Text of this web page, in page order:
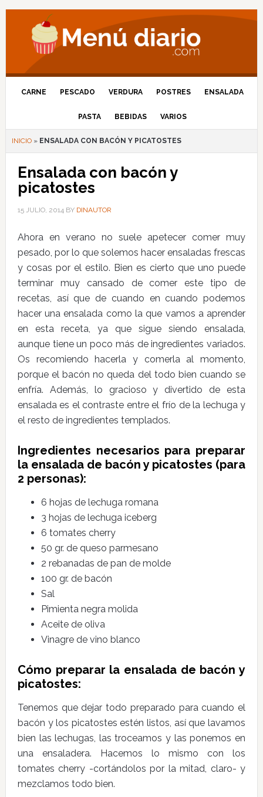
CARNE PESCADO VERDURA POSTRES ENSALADA
PASTA BEBIDAS VARIOS
INICIO» ENSALADA CON BACÓN Y PICATOSTES
Ensalada con bacón y
picatostes
15 JULIO, 2014BY DINAUTOR
Ahora en verano no suele apetecer comer muy
pesado, por lo que solemos hacer ensaladas frescas
y cosas por el estilo. Bien es cierto que uno puede
terminar muy cansado de comer este tipo de
recetas, así que de cuando en cuando podemos
hacer una ensalada como la que vamos a aprender
en esta receta, ya que sigue siendo ensalada,
aunque tiene un poco más de ingredientes variados.
Os recomiendo hacerla y comerla al momento,
porque el bacón no queda del todo bien cuando se
enfría. Además, lo gracioso y divertido de esta
ensalada es el contraste entre el frío de la lechuga y
el resto de ingredientes templados.
Ingredientes necesarios para preparar
la ensalada de bacón y picatostes (para
2 personas):
6 hojas de lechuga romana
3 hojas de lechuga iceberg
6 tomates cherry
50 gr. de queso parmesano
2 rebanadas de pan de molde
100 gr. de bacón
Sal
Pimienta negra molida
Aceite de oliva
Vinagre de vino blanco
Cómo preparar la ensalada de bacón y
picatostes:
Tenemos que dejar todo preparado para cuando el
bacón y los picatostes estén listos, así que lavamos
bien las lechugas, las troceamos y las ponemos en
una ensaladera. Hacemos lo mismo con los
tomates cherry -cortándolos por la mitad, claro- y
mezclamos todo bien.